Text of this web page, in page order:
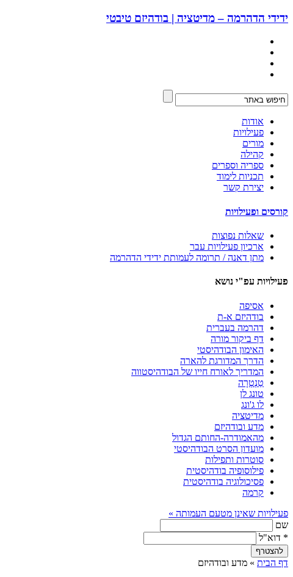
ידידי הדהרמה – מדיטציה | בודהיזם טיבטי
אודות
פעילויות
מורים
קהילה
ספריה וספרים
תכניות לימוד
יצירת קשר
קורסים ופעילויות
שאלות נפוצות
ארכיון פעילויות עבר
מתן דאנה / תרומה לעמותת ידידי הדהרמה
פעילויות עפ"י נושא
אסיפה
בודהיזם א-ת
דהרמה בעברית
דף ביקור מורה
האימון הבודהיסטי
הדרך המדורגת להארה
המדריך לאורח חייו של הבודהיסטווה
טַנְטְרָה
טונג לן
לו ג'ונג
מדיטציה
מדע ובודהיזם
מהאמודרה-החותם הגדול
מועדון הסרט הבודהיסטי
סוטרות ותפילות
פילוסופיה בודהיסטית
פסיכולוגיה בודהיסטית
קרמה
פעילויות שאינן מטעם העמותה »
שם
* דוא"ל
דף הבית » מדע ובודהיזם